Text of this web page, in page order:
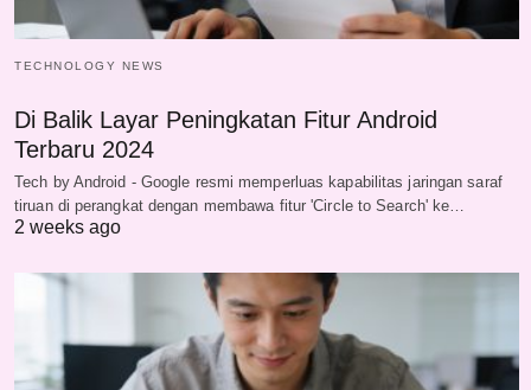
TECHNOLOGY NEWS
Di Balik Layar Peningkatan Fitur Android
Terbaru 2024
Tech by Android - Google resmi memperluas kapabilitas jaringan saraf
tiruan di perangkat dengan membawa fitur 'Circle to Search' ke…
2 weeks ago